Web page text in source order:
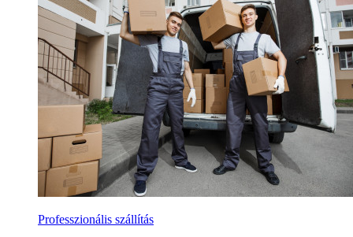
Professzionális szállítás